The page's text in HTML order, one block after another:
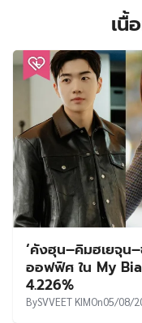
เนื้
‘คังฮุน–คิมฮเยจุน
ออฟฟิศ ใน My
4.226%
BySVVEET KIMOn05/08/